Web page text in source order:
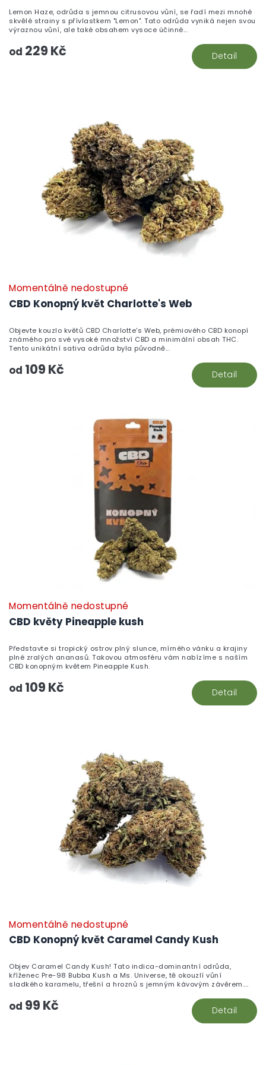
od 229 Kč Detail
Lemon Haze, odrůda s jemnou citrusovou vůní, se řadí mezi mnohé
skvělé strainy s přívlastkem "Lemon". Tato odrůda vyniká nejen svou
výraznou vůní, ale také obsahem vysoce účinné...
CBD Konopný květ Charlotte's Web
Momentálně nedostupné
od 109 Kč Detail
Objevte kouzlo květů CBD Charlotte's Web, prémiového CBD konopí
známého pro své vysoké množství CBD a minimální obsah THC.
Tento unikátní sativa odrůda byla původně...
CBD květy Pineapple kush
Momentálně nedostupné
od 109 Kč Detail
Představte si tropický ostrov plný slunce, mírného vánku a krajiny
plné zralých ananasů. Takovou atmosféru vám nabízíme s naším
CBD konopným květem Pineapple Kush.
CBD Konopný květ Caramel Candy Kush
Momentálně nedostupné
od 99 Kč Detail
Objev Caramel Candy Kush! Tato indica-dominantní odrůda,
kříženec Pre-98 Bubba Kush a Ms. Universe, tě okouzlí vůní
sladkého karamelu, třešní a hroznů s jemným kávovým závěrem....